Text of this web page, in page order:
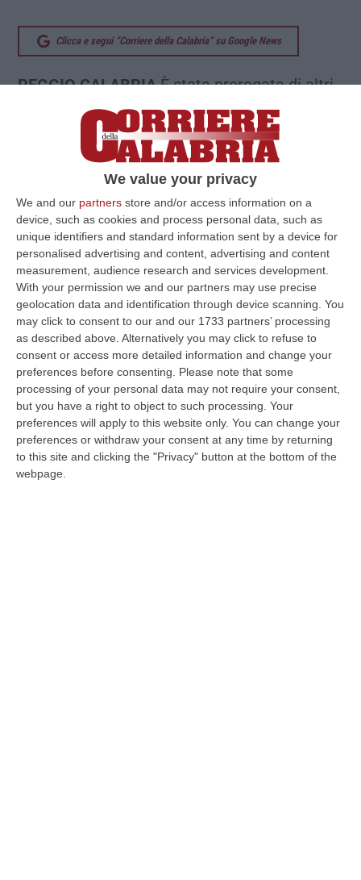
We value your privacy
We and our partners store and/or access information on a
device, such as cookies and process personal data, such as
unique identifiers and standard information sent by a device for
personalised advertising and content, advertising and content
measurement, audience research and services development.
With your permission we and our partners may use precise
geolocation data and identification through device scanning. You
may click to consent to our and our 1733 partners’ processing
as described above. Alternatively you may click to refuse to
consent or access more detailed information and change your
preferences before consenting.
Please note that some
processing of your personal data may not require your consent,
but you have a right to object to such processing. Your
preferences will apply to this website only. You can change your
preferences or withdraw your consent at any time by returning
to this site and clicking the "Privacy" button at the bottom of the
webpage.
Clicca e segui “Corriere della Calabria” su Google News
REGGIO CALABRIAÈ stata prorogata di altri
sei mesi l’amministrazione giudiziaria nei
confronti della società “Caronte&Tourist Spa”,
che gestisce il servizio di traghettamento
sullo Stretto di Messina. Lo ha deciso la
Sezione misure di prevenzione del Tribunale
di Reggio Calabria su richiesta del
procuratore Giovanni Bombardieri e dei
sostituti procuratori della Dda Stefano
Musolino e Walter Ignazitto.
L’amministrazione giudiziaria è stata
disposta nel gennaio 2021 e questa è la terza
proroga perché «sulla scorta della relazione
delle amministratrici giudiziaria – è scritto
nel provvedimento dei giudici – si evince la
necessità di completare il programma di
sostegno alla società amministrata, al fine di